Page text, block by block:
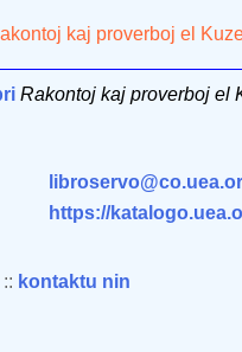
kaj proverboj el
Rakontoj kaj proverboj el
https://
:: kontaktu nin